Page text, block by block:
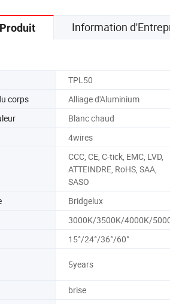
Information
TPL50
corps
Alliage d'Aluminium
Blanc chaud
4wires
CCC, CE, C-tick, EMC, LVD,
ATTEINDRE, RoHS, SAA,
SASO
Bridgelux
3000K/3500K/4000K/
15°/24°/36°/60°
5years
brise